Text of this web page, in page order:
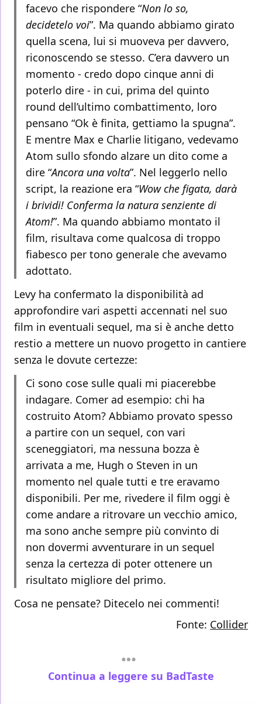
facevo che rispondere “Non lo so,
decidetelo voi”. Ma quando abbiamo girato
quella scena, lui si muoveva per davvero,
riconoscendo se stesso. C’era davvero un
momento - credo dopo cinque anni di
poterlo dire - in cui, prima del quinto
round dell’ultimo combattimento, loro
pensano “Ok è finita, gettiamo la spugna”.
E mentre Max e Charlie litigano, vedevamo
Atom sullo sfondo alzare un dito come a
dire “Ancora una volta”. Nel leggerlo nello
script, la reazione era “Wow che figata, darà
i brividi! Conferma la natura senziente di
Atom!”. Ma quando abbiamo montato il
film, risultava come qualcosa di troppo
fiabesco per tono generale che avevamo
adottato.
Levy ha confermato la disponibilità ad
approfondire vari aspetti accennati nel suo
film in eventuali sequel, ma si è anche detto
restio a mettere un nuovo progetto in cantiere
senza le dovute certezze:
Ci sono cose sulle quali mi piacerebbe
indagare. Comer ad esempio: chi ha
costruito Atom? Abbiamo provato spesso
a partire con un sequel, con vari
sceneggiatori, ma nessuna bozza è
arrivata a me, Hugh o Steven in un
momento nel quale tutti e tre eravamo
disponibili. Per me, rivedere il film oggi è
come andare a ritrovare un vecchio amico,
ma sono anche sempre più convinto di
non dovermi avventurare in un sequel
senza la certezza di poter ottenere un
risultato migliore del primo.
Cosa ne pensate? Ditecelo nei commenti!
Fonte: Collider
Continua a leggere su BadTaste